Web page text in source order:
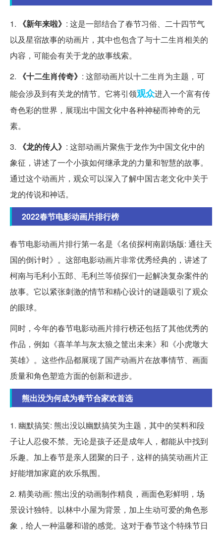
1. 《新年来啦》 : 这是一部结合了春节习俗、二十四节气
以及星宿故事的动画片，其中也包含了与十二生肖相关的
内容，可能会有关于龙的故事线索。
2.
《十二生肖传奇》 : 这部动画片以十二生肖为主题，可
能会涉及到有关龙的情节。它将引领观众进入一个富有传
奇色彩的世界，展现出中国文化中各种神秘而神奇的元
素。
3.
《龙的传人》 : 这部动画片聚焦于龙作为中国文化中的
象征，讲述了一个小孩如何继承龙的力量和智慧的故事。
通过这个动画片，观众可以深入了解中国古老文化中关于
龙的传说和神话。
2022春节电影动画片排行榜
春节电影动画片排行第一名是《名侦探柯南剧场版: 通往天
国的倒计时》。这部电影动画片非常优秀经典的，讲述了
柯南与毛利小五郎、毛利兰等侦探们一起解决复杂案件的
故事。它以紧张刺激的情节和精心设计的谜题吸引了观众
的眼球。
同时，今年的春节电影动画片排行榜还包括了其他优秀的
作品，例如《喜羊羊与灰太狼之筐出未来》和《小虎墩大
英雄》。这些作品都展现了国产动画片在故事情节、画面
质量和角色塑造方面的创新和进步。
熊出没为何成为春节合家欢首选
1. 幽默搞笑: 熊出没以幽默搞笑为主题，其中的笑料和段
子让人忍俊不禁。无论是孩子还是成年人，都能从中找到
乐趣。加上春节是亲人团聚的日子，这样的搞笑动画片正
好能增加家庭的欢乐氛围。
2. 精美动画: 熊出没的动画制作精良，画面色彩鲜明，场
景设计独特。以林中小屋为背景，加上生动可爱的角色形
象，给人一种温馨和谐的感觉。这对于春节这个特殊节日